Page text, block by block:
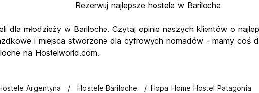
Rezerwuj najlepsze hostele w Bariloche
dla młodzieży w Bariloche. Czytaj opinie naszych klientów o
i miejsca stworzone dla cyfrowych nomadów - mamy coś
na Hostelworld.com.
Argentyna Hostele Bariloche Hopa Home Hostel Patagonia